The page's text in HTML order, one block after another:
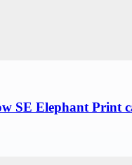
SE Elephant Print